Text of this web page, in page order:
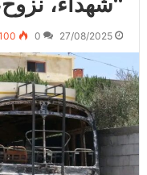
27/08/2025
0